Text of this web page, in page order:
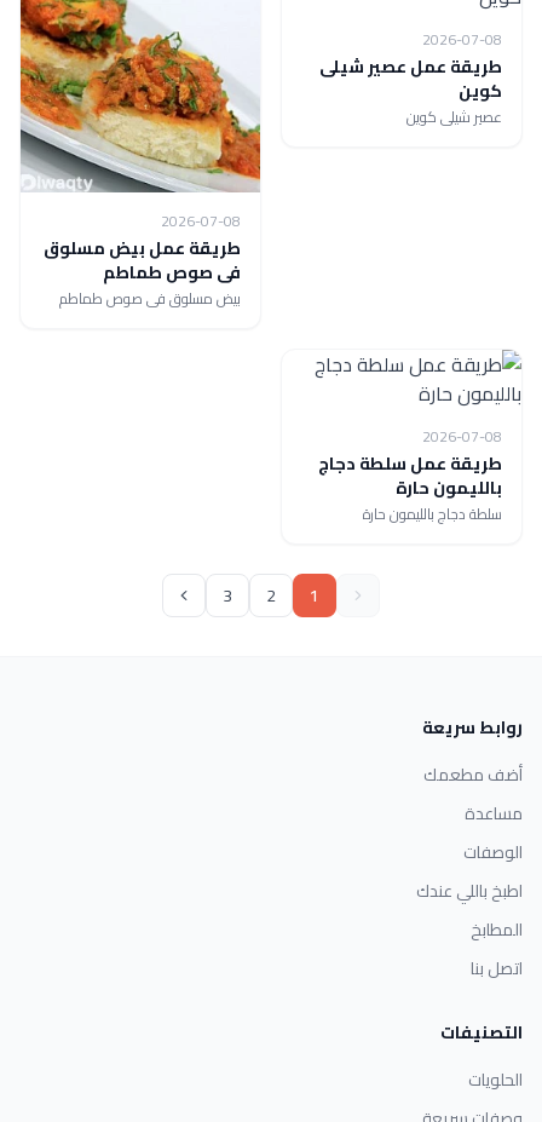
2026-07-08
طريقة عمل عصير شيلى
كوين
عصير شيلى كوين
2026-07-08
طريقة عمل بيض مسلوق
فى صوص طماطم
بيض مسلوق فى صوص طماطم
2026-07-08
طريقة عمل سلطة دجاج
بالليمون حارة
سلطة دجاج بالليمون حارة
1
2
3
روابط سريعة
أضف مطعمك
مساعدة
الوصفات
اطبخ باللي عندك
المطابخ
اتصل بنا
التصنيفات
الحلويات